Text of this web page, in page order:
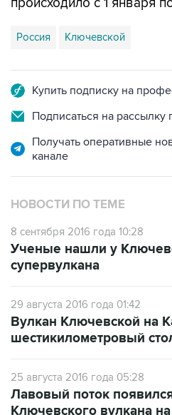
Россия Ключевской
Подписаться на рассылку
Получать оперативные
НОВОСТИ ПО ТЕМЕ
8 сентября 2016 года 10:28
супервулкана
29 августа 2016 года 01:42
шестикилометровый
25 августа 2016 года 05:28
Ключевского вулкана на